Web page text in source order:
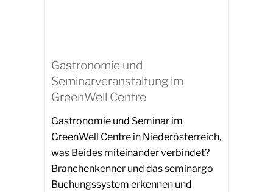
Gastronomie und
Seminarveranstaltung im
GreenWell Centre
Gastronomie und Seminar im
GreenWell Centre in Niederösterreich,
was Beides miteinander verbindet?
Branchenkenner und das seminargo
Buchungssystem erkennen und